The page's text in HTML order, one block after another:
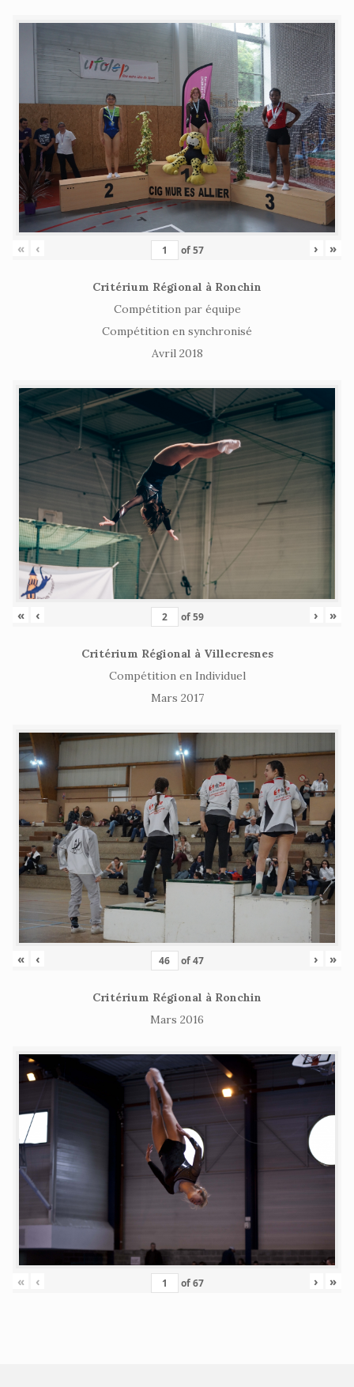
« ‹ of57 › »
Critérium Régional à Ronchin
Compétition par équipe
Compétition en synchronisé
Avril 2018
« ‹ of59 › »
Critérium Régional à Villecresnes
Compétition en Individuel
Mars 2017
« ‹ of47 › »
Critérium Régional à Ronchin
Mars 2016
« ‹ of67 › »